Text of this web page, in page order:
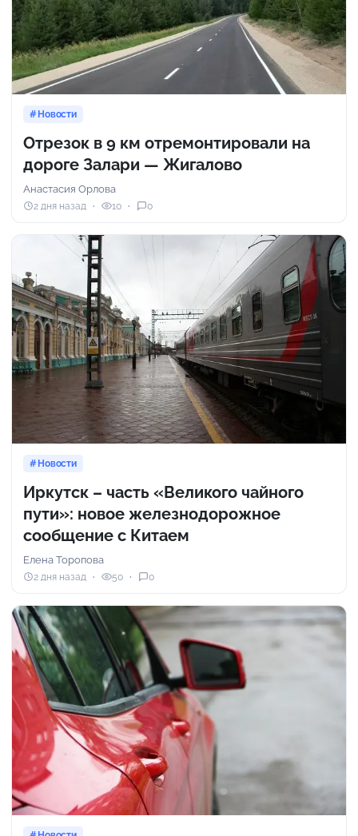
Новости
Отрезок в 9 км отремонтировали на
дороге Залари — Жигалово
Анастасия Орлова
2 дня назад 10 0
Новости
Иркутск – часть «Великого чайного
пути»: новое железнодорожное
сообщение с Китаем
Елена Торопова
2 дня назад 50 0